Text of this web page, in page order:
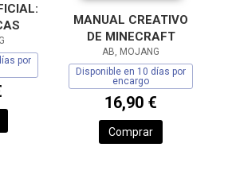
por
MANUAL CREATIVO
DE MINECRAFT
AB, MOJANG
Disponible en 10 días por
encargo
16,90 €
Comprar